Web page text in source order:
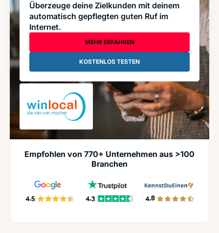
Überzeuge deine Zielkunden mit deinem
automatisch gepflegten guten Ruf im
Internet.
MEHR ERFAHREN
KOSTENLOS TESTEN
Empfohlen von 770+ Unternehmen aus >100
Branchen